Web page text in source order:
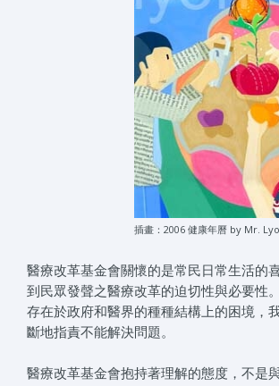
插畫：2006 健康年曆 by Mr.
醫療改革基金會關懷的是常民日常生活的
到民眾發聲之醫療改革的迫切性與必要性
存在於政府和醫界的種種結構上的困境，
斷地指責不能解決問題。
醫療改革基金會抱持著理解的態度，不是